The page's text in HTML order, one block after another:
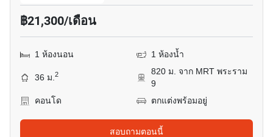
฿21,300/เดือน
1 ห้องนอน 1 ห้องน้ำ
36 ม.2
820 ม. จาก MRT พระราม
9
คอนโด
ตกแต่งพร้อมอยู่
สอบถามตอนนี้